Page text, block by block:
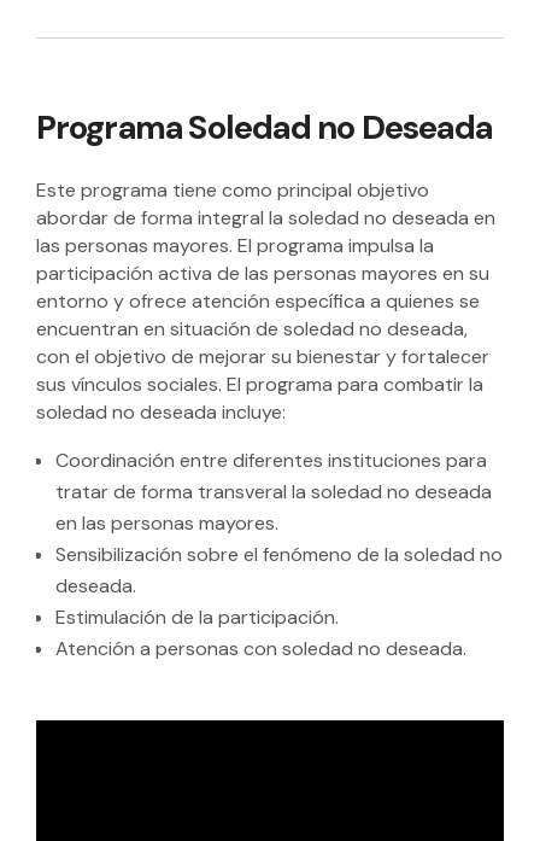
Programa Soledad no Deseada
Este programa tiene como principal objetivo
abordar de forma integral la soledad no deseada en
las personas mayores. El programa impulsa la
participación activa de las personas mayores en su
entorno y ofrece atención específica a quienes se
encuentran en situación de soledad no deseada,
con el objetivo de mejorar su bienestar y fortalecer
sus vínculos sociales. El programa para combatir la
soledad no deseada incluye:
Coordinación entre diferentes instituciones para
tratar de forma transveral la soledad no deseada
en las personas mayores.
Sensibilización sobre el fenómeno de la soledad no
deseada.
Estimulación de la participación.
Atención a personas con soledad no deseada.